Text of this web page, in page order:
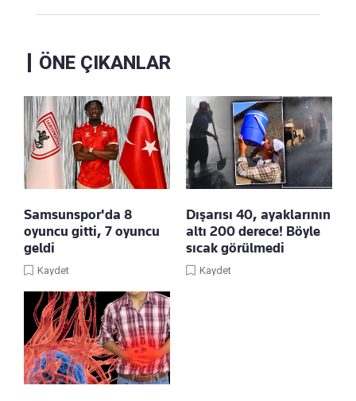
ÖNE ÇIKANLAR
Samsunspor'da 8
oyuncu gitti, 7 oyuncu
geldi
Kaydet
Dışarısı 40, ayaklarının
altı 200 derece! Böyle
sıcak görülmedi
Kaydet